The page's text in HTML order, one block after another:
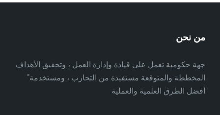
من نحن
جهة حكومية تعمل على قيادة وإدارة العمل ، وتحقيق الأهداف
المخططة والمتوقعة مستفيدة من التجارب ، ومستخدمة ً
أفضل الطرق العلمية والعملية